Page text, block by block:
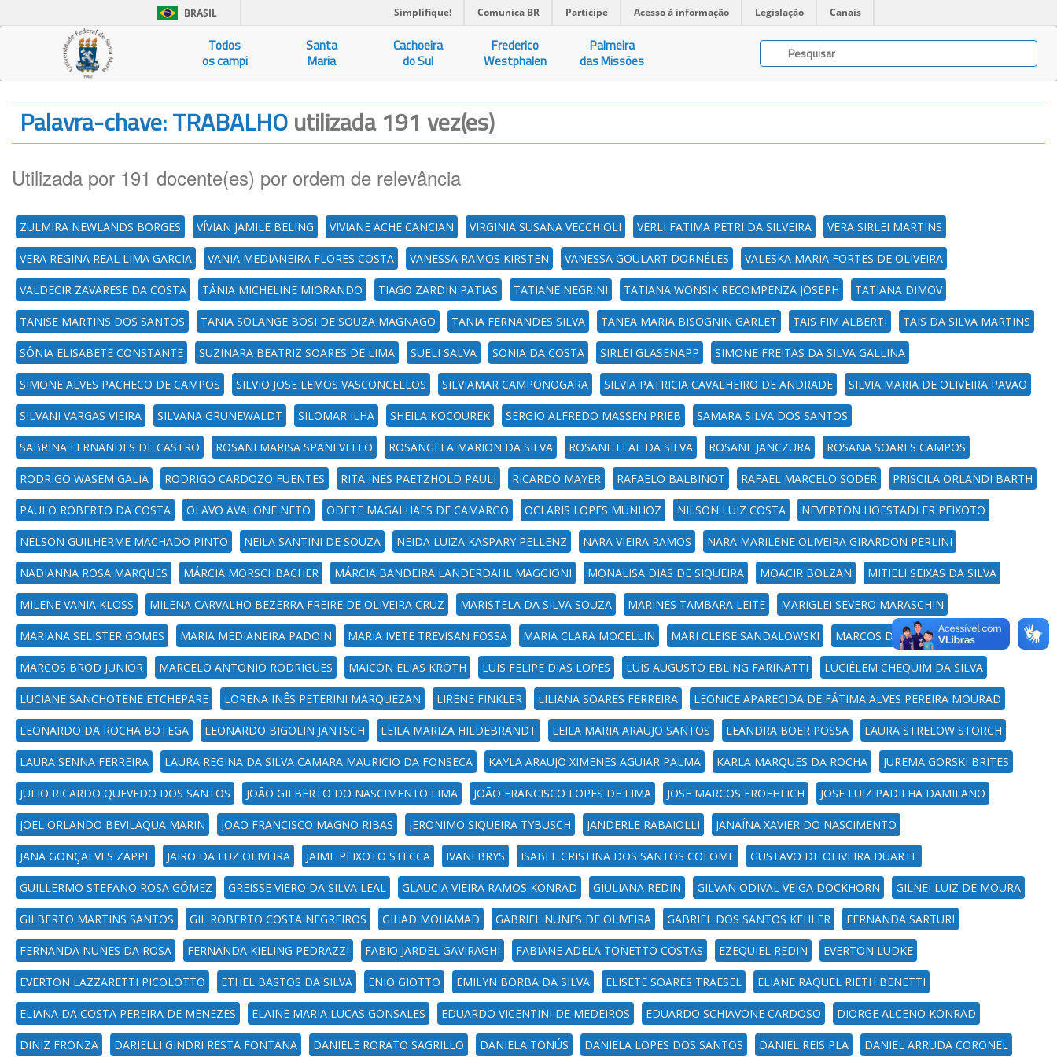
BRASIL Simplifique! Comunica BR Participe Acesso à informação Legislação Canais
Todos
os campi
Santa
Maria
Cachoeira
do Sul
Frederico
Westphalen
Palmeira
das Missões
Palavra-chave: TRABALHOutilizada 191 vez(es)
Utilizada por 191 docente(es) por ordem de relevância
ZULMIRA NEWLANDS BORGES VÍVIAN JAMILE BELING VIVIANE ACHE CANCIAN VIRGINIA SUSANA VECCHIOLI VERLI FATIMA PETRI DA SILVEIRA VERA SIRLEI MARTINS
VERA REGINA REAL LIMA GARCIA VANIA MEDIANEIRA FLORES COSTA VANESSA RAMOS KIRSTEN VANESSA GOULART DORNÉLES VALESKA MARIA FORTES DE OLIVEIRA
VALDECIR ZAVARESE DA COSTA TÂNIA MICHELINE MIORANDO TIAGO ZARDIN PATIAS TATIANE NEGRINI TATIANA WONSIK RECOMPENZA JOSEPH TATIANA DIMOV
TANISE MARTINS DOS SANTOS TANIA SOLANGE BOSI DE SOUZA MAGNAGO TANIA FERNANDES SILVA TANEA MARIA BISOGNIN GARLET TAIS FIM ALBERTI TAIS DA SILVA MARTINS
SÔNIA ELISABETE CONSTANTE SUZINARA BEATRIZ SOARES DE LIMA SUELI SALVA SONIA DA COSTA SIRLEI GLASENAPP SIMONE FREITAS DA SILVA GALLINA
SIMONE ALVES PACHECO DE CAMPOS SILVIO JOSE LEMOS VASCONCELLOS SILVIAMAR CAMPONOGARA SILVIA PATRICIA CAVALHEIRO DE ANDRADE SILVIA MARIA DE OLIVEIRA PAVAO
SILVANI VARGAS VIEIRA SILVANA GRUNEWALDT SILOMAR ILHA SHEILA KOCOUREK SERGIO ALFREDO MASSEN PRIEB SAMARA SILVA DOS SANTOS
SABRINA FERNANDES DE CASTRO ROSANI MARISA SPANEVELLO ROSANGELA MARION DA SILVA ROSANE LEAL DA SILVA ROSANE JANCZURA ROSANA SOARES CAMPOS
RODRIGO WASEM GALIA RODRIGO CARDOZO FUENTES RITA INES PAETZHOLD PAULI RICARDO MAYER RAFAELO BALBINOT RAFAEL MARCELO SODER PRISCILA ORLANDI BARTH
PAULO ROBERTO DA COSTA OLAVO AVALONE NETO ODETE MAGALHAES DE CAMARGO OCLARIS LOPES MUNHOZ NILSON LUIZ COSTA NEVERTON HOFSTADLER PEIXOTO
NELSON GUILHERME MACHADO PINTO NEILA SANTINI DE SOUZA NEIDA LUIZA KASPARY PELLENZ NARA VIEIRA RAMOS NARA MARILENE OLIVEIRA GIRARDON PERLINI
NADIANNA ROSA MARQUES MÁRCIA MORSCHBACHER MÁRCIA BANDEIRA LANDERDAHL MAGGIONI MONALISA DIAS DE SIQUEIRA MOACIR BOLZAN MITIELI SEIXAS DA SILVA
MILENE VANIA KLOSS MILENA CARVALHO BEZERRA FREIRE DE OLIVEIRA CRUZ MARISTELA DA SILVA SOUZA MARINES TAMBARA LEITE MARIGLEI SEVERO MARASCHIN
MARIANA SELISTER GOMES MARIA MEDIANEIRA PADOIN MARIA IVETE TREVISAN FOSSA MARIA CLARA MOCELLIN MARI CLEISE SANDALOWSKI MARCOS DANIEL ZANCAN
MARCOS BROD JUNIOR MARCELO ANTONIO RODRIGUES MAICON ELIAS KROTH LUIS FELIPE DIAS LOPES LUIS AUGUSTO EBLING FARINATTI LUCIÉLEM CHEQUIM DA SILVA
LUCIANE SANCHOTENE ETCHEPARE LORENA INÊS PETERINI MARQUEZAN LIRENE FINKLER LILIANA SOARES FERREIRA LEONICE APARECIDA DE FÁTIMA ALVES PEREIRA MOURAD
LEONARDO DA ROCHA BOTEGA LEONARDO BIGOLIN JANTSCH LEILA MARIZA HILDEBRANDT LEILA MARIA ARAUJO SANTOS LEANDRA BOER POSSA LAURA STRELOW STORCH
LAURA SENNA FERREIRA LAURA REGINA DA SILVA CAMARA MAURICIO DA FONSECA KAYLA ARAUJO XIMENES AGUIAR PALMA KARLA MARQUES DA ROCHA JUREMA GORSKI BRITES
JULIO RICARDO QUEVEDO DOS SANTOS JOÃO GILBERTO DO NASCIMENTO LIMA JOÃO FRANCISCO LOPES DE LIMA JOSE MARCOS FROEHLICH JOSE LUIZ PADILHA DAMILANO
JOEL ORLANDO BEVILAQUA MARIN JOAO FRANCISCO MAGNO RIBAS JERONIMO SIQUEIRA TYBUSCH JANDERLE RABAIOLLI JANAÍNA XAVIER DO NASCIMENTO
JANA GONÇALVES ZAPPE JAIRO DA LUZ OLIVEIRA JAIME PEIXOTO STECCA IVANI BRYS ISABEL CRISTINA DOS SANTOS COLOME GUSTAVO DE OLIVEIRA DUARTE
GUILLERMO STEFANO ROSA GÓMEZ GREISSE VIERO DA SILVA LEAL GLAUCIA VIEIRA RAMOS KONRAD GIULIANA REDIN GILVAN ODIVAL VEIGA DOCKHORN GILNEI LUIZ DE MOURA
GILBERTO MARTINS SANTOS GIL ROBERTO COSTA NEGREIROS GIHAD MOHAMAD GABRIEL NUNES DE OLIVEIRA GABRIEL DOS SANTOS KEHLER FERNANDA SARTURI
FERNANDA NUNES DA ROSA FERNANDA KIELING PEDRAZZI FABIO JARDEL GAVIRAGHI FABIANE ADELA TONETTO COSTAS EZEQUIEL REDIN EVERTON LUDKE
EVERTON LAZZARETTI PICOLOTTO ETHEL BASTOS DA SILVA ENIO GIOTTO EMILYN BORBA DA SILVA ELISETE SOARES TRAESEL ELIANE RAQUEL RIETH BENETTI
ELIANA DA COSTA PEREIRA DE MENEZES ELAINE MARIA LUCAS GONSALES EDUARDO VICENTINI DE MEDEIROS EDUARDO SCHIAVONE CARDOSO DIORGE ALCENO KONRAD
DINIZ FRONZA DARIELLI GINDRI RESTA FONTANA DANIELE RORATO SAGRILLO DANIELA TONÚS DANIELA LOPES DOS SANTOS DANIEL REIS PLA DANIEL ARRUDA CORONEL